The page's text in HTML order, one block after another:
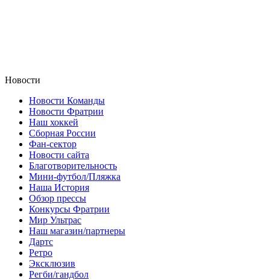
Новости
Новости Команды
Новости Фратрии
Наш хоккей
Сборная России
Фан-cектор
Новости сайта
Благотворительность
Мини-футбол/Пляжка
Наша История
Обзор прессы
Конкурсы Фратрии
Мир Ультрас
Наш магазин/партнеры
Дартс
Ретро
Эксклюзив
Регби/гандбол